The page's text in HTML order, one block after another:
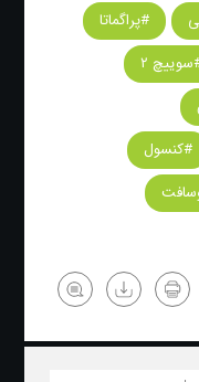
#پراگماتا
۲
#کنسول